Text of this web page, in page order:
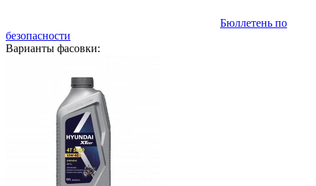
Бюллетень по
безопасности
Варианты фасовки: